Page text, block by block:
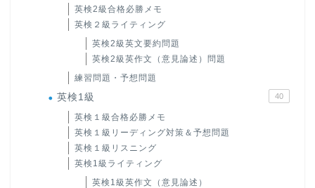
英検2級合格必勝メモ
英検２級ライティング
英検2級英文要約問題
英検2級英作文（意見論述）問題
練習問題・予想問題
英検1級 40
英検１級合格必勝メモ
英検１級リーディング対策＆予想問題
英検１級リスニング
英検1級ライティング
英検1級英作文（意見論述）